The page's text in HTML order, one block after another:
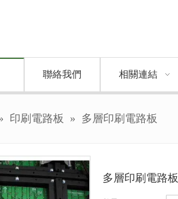
聯絡我們 相關連結
印刷電路板 » 多層印刷電路板
多層印刷電路板